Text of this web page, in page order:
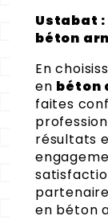
Ustabat
béton
En
en béton
faites
résultats
en béton